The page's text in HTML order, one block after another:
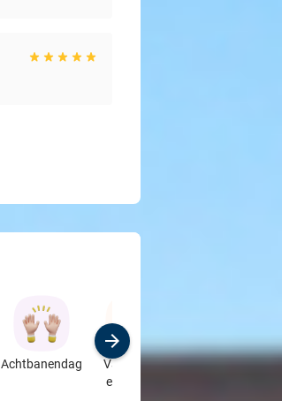
Achtbanendag
Vakantie in
eigen land
Speciaalzaken